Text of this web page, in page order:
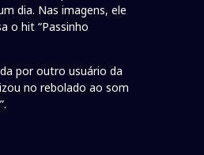
dia. Nas imagens, ele
o hit “Passinho
por outro usuário da
no rebolado ao som